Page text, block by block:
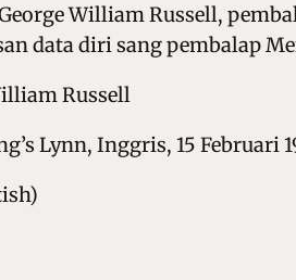
William Russell,
data diri sang pembalap
Russell
Lynn, Inggris, 15 Februari